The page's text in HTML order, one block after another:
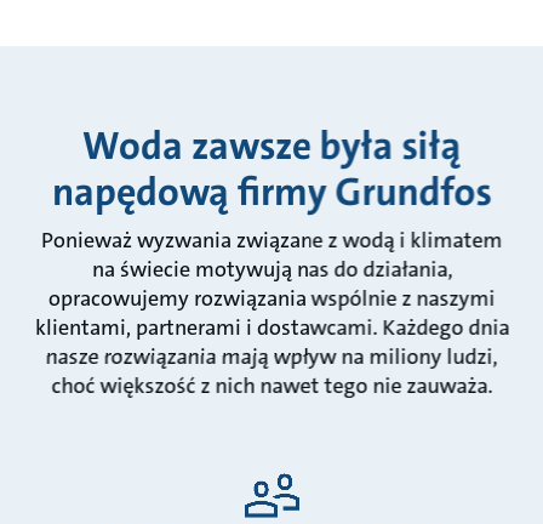
Woda zawsze była siłą
napędową firmy Grundfos
Ponieważ wyzwania związane z wodą i klimatem
na świecie motywują nas do działania,
opracowujemy rozwiązania wspólnie z naszymi
klientami, partnerami i dostawcami. Każdego dnia
nasze rozwiązania mają wpływ na miliony ludzi,
choć większość z nich nawet tego nie zauważa.